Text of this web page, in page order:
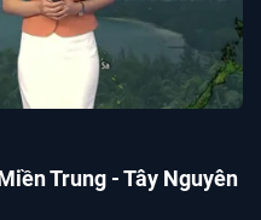
Trung - Tây Nguyên